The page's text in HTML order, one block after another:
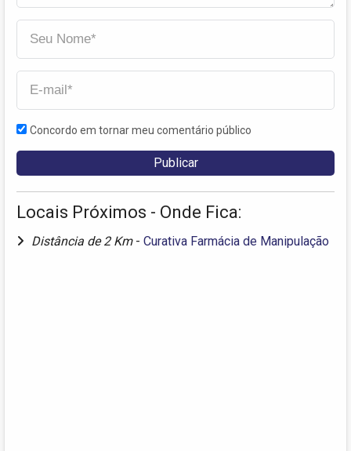
Concordo em tornar meu comentário público
Locais Próximos - Onde Fica:
Distância de 2 Km - Curativa Farmácia de Manipulação